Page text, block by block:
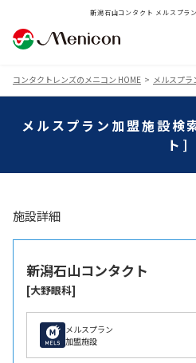
新潟石山コンタクト メルスプラ
コンタクトレンズのメニコン HOME メルスプラ
メルスプラン加盟施設検
ト]
施設詳細
新潟石山コンタクト
[大野眼科]
メルスプラン
加盟施設